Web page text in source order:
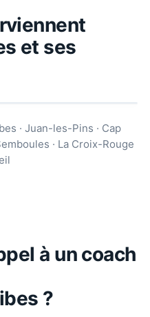
et ses
· Juan-les-Pins · Cap
· La Croix-Rouge
à un coach
?